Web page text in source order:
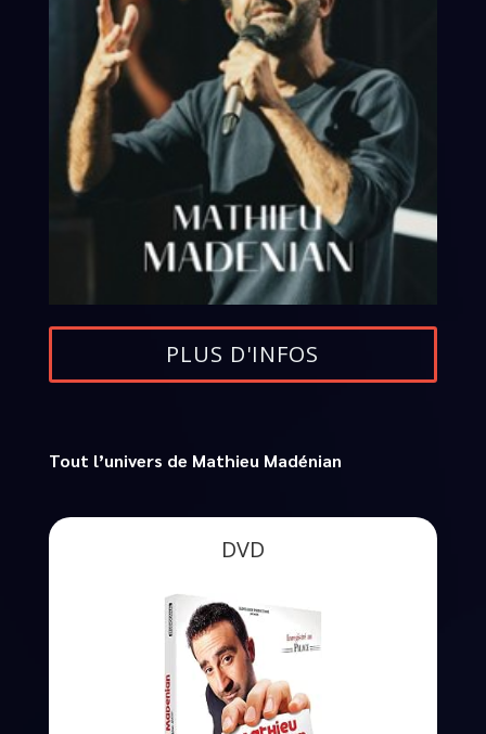
PLUS D'INFOS
Tout l’univers de Mathieu Madénian
DVD